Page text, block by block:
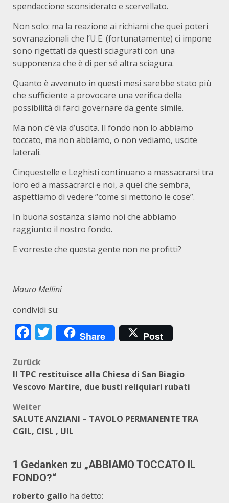
spendaccione sconsiderato e scervellato.
Non solo: ma la reazione ai richiami che quei poteri
sovranazionali che l’U.E. (fortunatamente) ci impone
sono rigettati da questi sciagurati con una
supponenza che è di per sé altra sciagura.
Quanto è avvenuto in questi mesi sarebbe stato più
che sufficiente a provocare una verifica della
possibilità di farci governare da gente simile.
Ma non c’è via d’uscita. Il fondo non lo abbiamo
toccato, ma non abbiamo, o non vediamo, uscite
laterali.
Cinquestelle e Leghisti continuano a massacrarsi tra
loro ed a massacrarci e noi, a quel che sembra,
aspettiamo di vedere “come si mettono le cose”.
In buona sostanza: siamo noi che abbiamo
raggiunto il nostro fondo.
E vorreste che questa gente non ne profitti?
Mauro Mellini
condividi su:
Facebook
Twitter
Share Post
Beitragsnavigation
Zurück
Il TPC restituisce alla Chiesa di San Biagio
Vescovo Martire, due busti reliquiari rubati
Weiter
SALUTE ANZIANI – TAVOLO PERMANENTE TRA
CGIL, CISL , UIL
1 Gedanken zu „ABBIAMO TOCCATO IL
FONDO?“
roberto gallo ha detto: